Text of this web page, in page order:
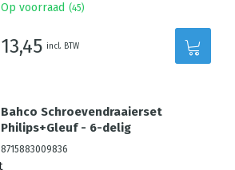
Op voorraad (45)
13,45 incl. BTW
Bahco Schroevendraaierset
Philips+Gleuf - 6-delig
8715883009836